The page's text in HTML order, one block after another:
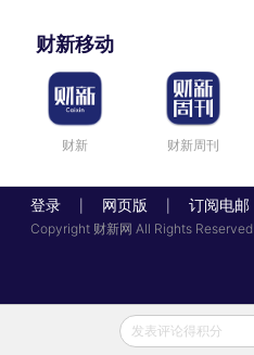
财新移动
财新 财新周刊
登录 网页版 订阅电邮
Copyright 财新网 All Rights Reserved
发表评论得积分